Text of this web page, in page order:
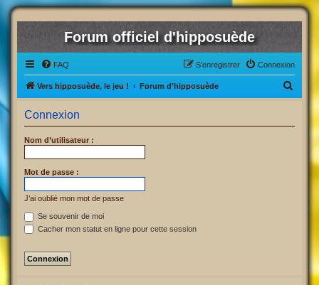
Forum officiel d'hipposuède
FAQ Connexion
S’enregistrer
Vers hipposuède, le jeu ! Forum d'hipposuède
Connexion
Nom d’utilisateur :
Mot de passe :
J’ai oublié mon mot de passe
Se souvenir de moi
Cacher mon statut en ligne pour cette session